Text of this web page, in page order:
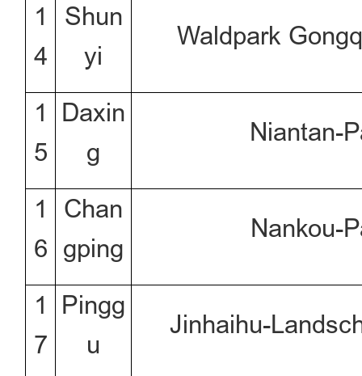
1
4
Shun
yi
Waldpark
1
5
Daxin
g
Niantan-
1
6
Chan
gping
Nankou-
1
7
Pingg
u
Jinhaihu-